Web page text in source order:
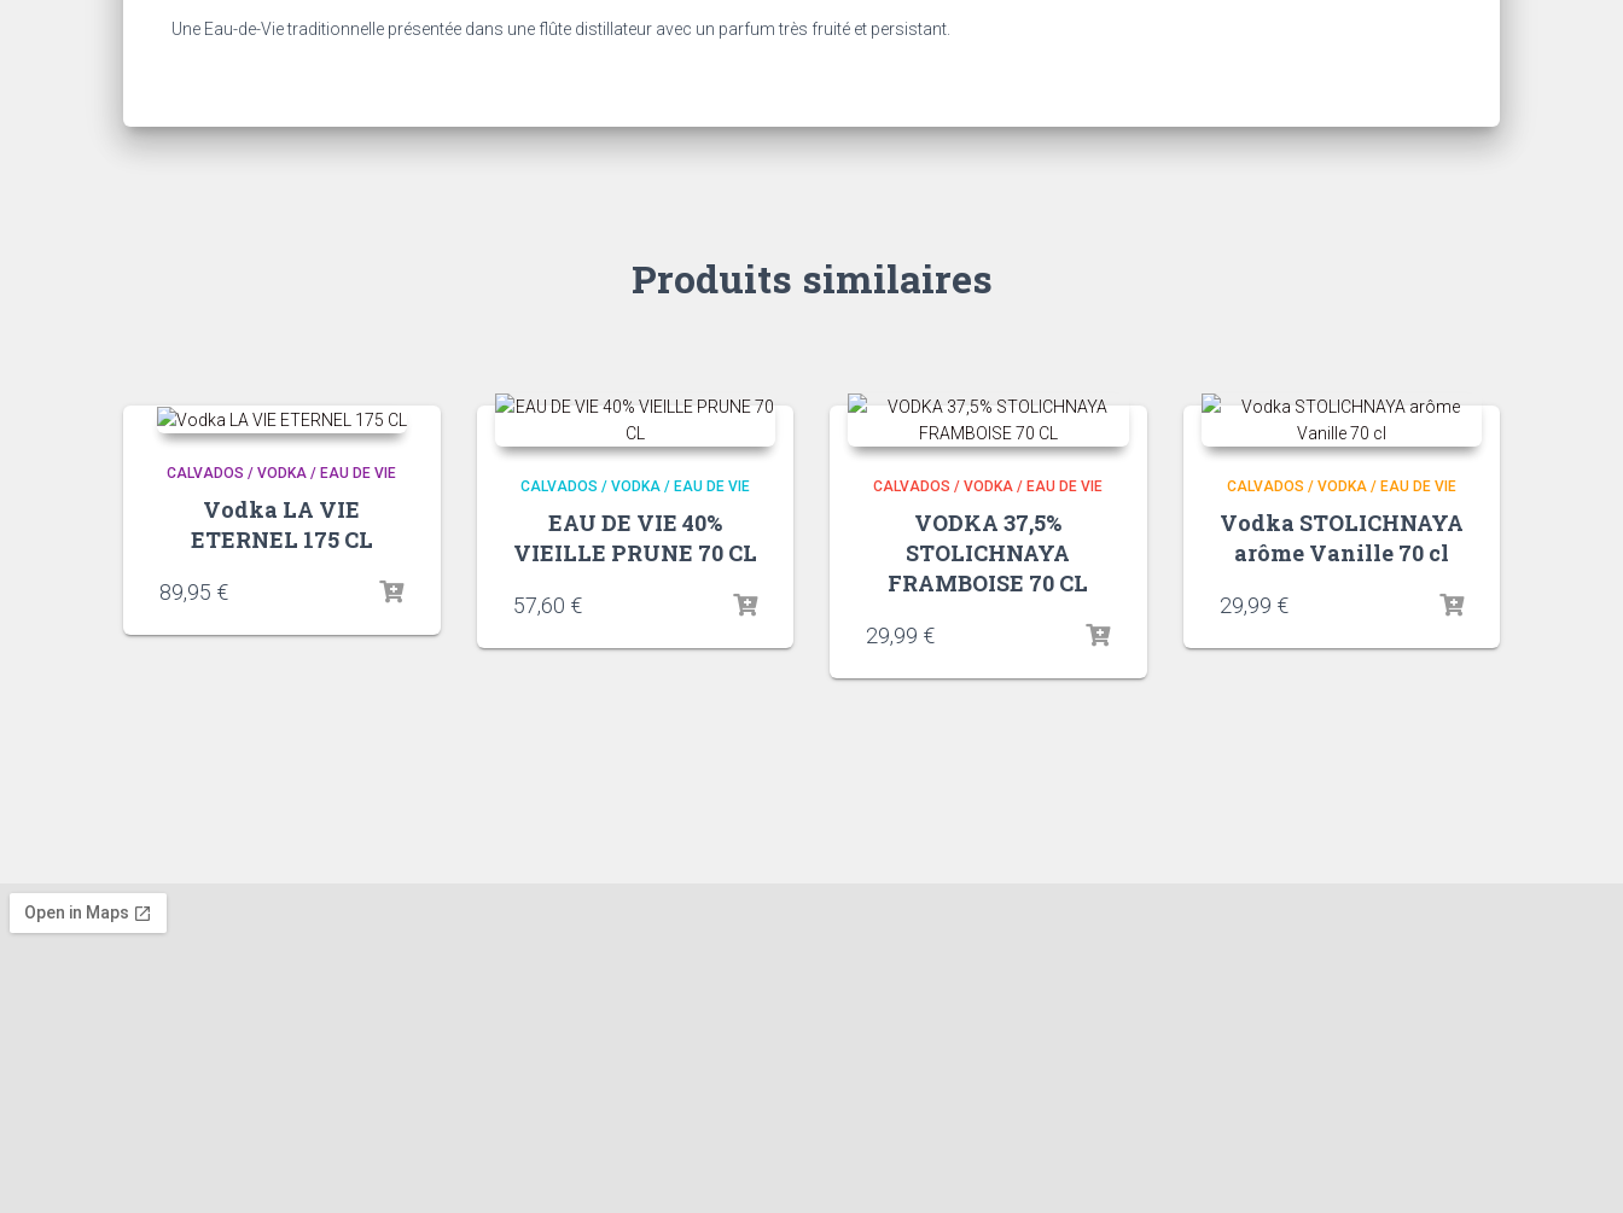
Une Eau-de-Vie traditionnelle présentée dans une flûte distillateur avec un parfum très fruité et persistant.
Produits similaires
CALVADOS / VODKA / EAU DE VIE
Vodka LA VIE
ETERNEL 175 CL
89,95 €
CALVADOS / VODKA / EAU DE VIE
EAU DE VIE 40%
VIEILLE PRUNE 70 CL
57,60 €
CALVADOS / VODKA / EAU DE VIE
VODKA 37,5%
STOLICHNAYA
FRAMBOISE 70 CL
29,99 €
CALVADOS / VODKA / EAU DE VIE
Vodka STOLICHNAYA
arôme Vanille 70 cl
29,99 €